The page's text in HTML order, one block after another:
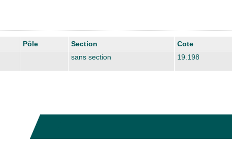
Pôle Section Cote
sans section 19.198